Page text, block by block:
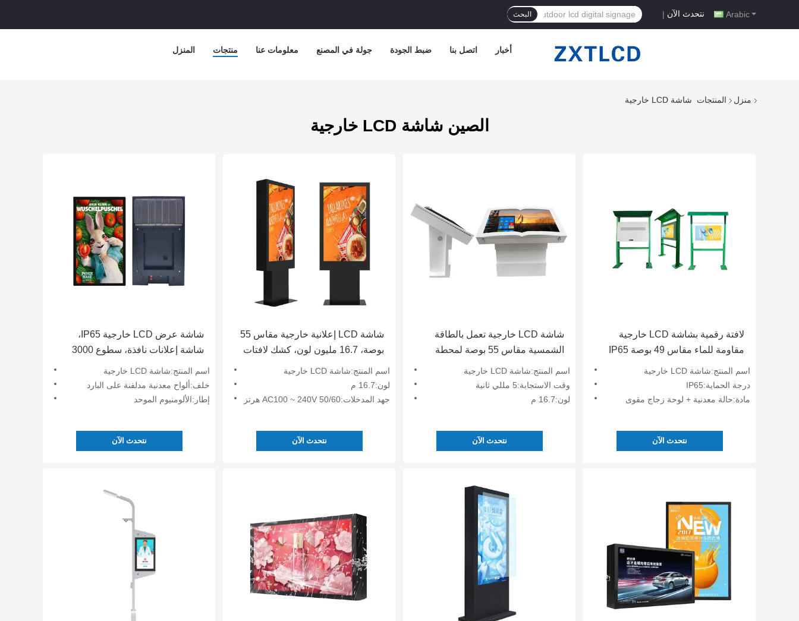
Arabic نتحدث الآن | البحث
المنزل منتجات معلومات عنا جولة في المصنع ضبط الجودة اتصل بنا أخبار
منزل المنتجات شاشة LCD خارجية
الصين شاشة LCD خارجية
شاشة عرض LCD خارجية IP65،
شاشة إعلانات نافذة، سطوع 3000
شمعة، لافتات رقمية مقروءة في ضوء
الشمس
اسم المنتج:شاشة LCD خارجية
خلف:ألواح معدنية مدلفنة على البارد
إطار:الألومنيوم الموحد
نتحدث الآن
شاشة LCD إعلانية خارجية مقاس 55
بوصة، 16.7 مليون لون، كشك لافتات
رقمية قائم على الأرض
اسم المنتج:شاشة LCD خارجية
لون:16.7 م
جهد المدخلات:AC100 ~ 240V 50/60 هرتز
نتحدث الآن
شاشة LCD خارجية تعمل بالطاقة
الشمسية مقاس 55 بوصة لمحطة
الحافلات الذكية 4000:1 2500nits
اسم المنتج:شاشة LCD خارجية
وقت الاستجابة:5 مللي ثانية
لون:16.7 م
نتحدث الآن
لافتة رقمية بشاشة LCD خارجية
مقاومة للماء مقاس 49 بوصة IP65
بزاوية رؤية 178 درجة
اسم المنتج:شاشة LCD خارجية
درجة الحماية:IP65
مادة:حالة معدنية + لوحة زجاج مقوى
نتحدث الآن